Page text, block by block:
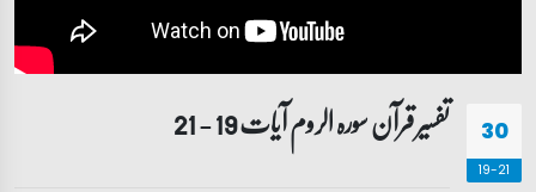
30
19-21
تفسیر قرآن سورہ ‎الروم‎ آیات 19 - 21